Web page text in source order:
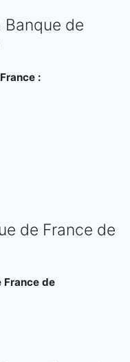
de
:
de France de
France de